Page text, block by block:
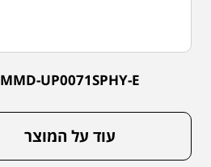
MMD-UP0071SPHY-E
עוד על המוצר